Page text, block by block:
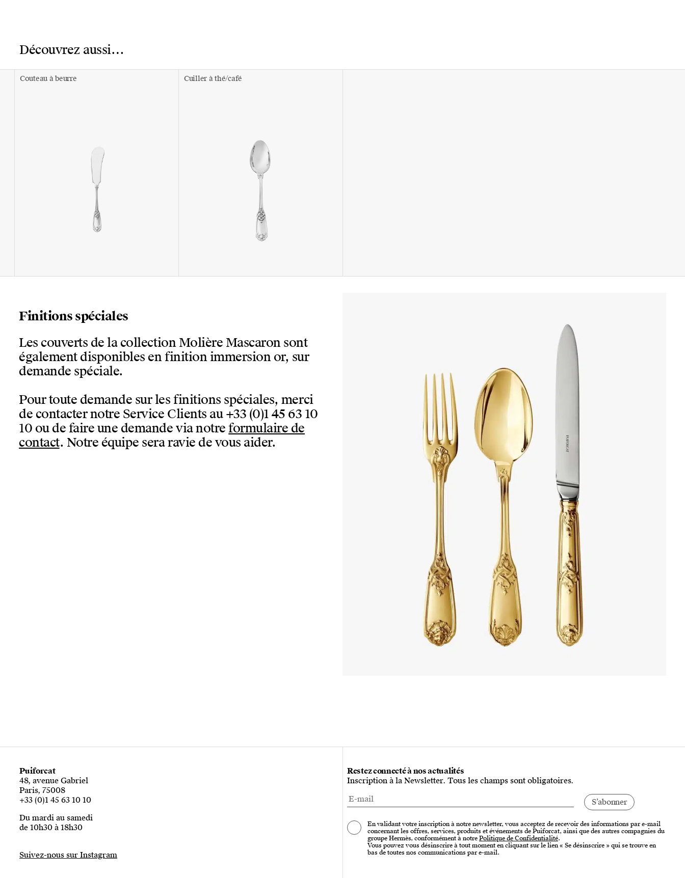
Découvrez aussi…
Couteau à beurre Cuiller à thé/café
Finitions spéciales
Les couverts de la collection Molière Mascaron sont
également disponibles en finition immersion or, sur
demande spéciale.
Pour toute demande sur les finitions spéciales, merci
de contacter notre Service Clients au +33 (0)1 45 63 10
10 ou de faire une demande via notreformulaire de
contact. Notre équipe sera ravie de vous aider.
Puiforcat
48, avenue Gabriel
Paris, 75008
+33 (0)1 45 63 10 10
Du mardi au samedi
de 10h30 à 18h30
Suivez-nous sur Instagram
Restez connecté à nos actualités
Inscription à la Newsletter. Tous les champs sont obligatoires.
En validant votre inscription à notre newsletter, vous acceptez de recevoir des informations par e-mail
concernant les offres, services, produits et événements de Puiforcat, ainsi que des autres compagnies du
groupe Hermès, conformément à notrePolitique de Confidentialité.
Vous pouvez vous désinscrire à tout moment en cliquant sur le lien « Se désinscrire » qui se trouve en
bas de toutes nos communications par e-mail.